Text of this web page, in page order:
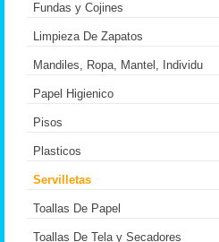
Fundas y Cojines
Limpieza De Zapatos
Mandiles, Ropa, Mantel, Individu
Papel Higienico
Pisos
Plasticos
Servilletas
Toallas De Papel
Toallas De Tela y Secadores